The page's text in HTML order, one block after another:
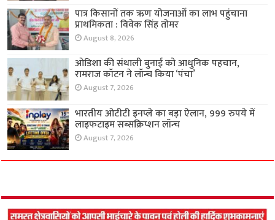
पात्र किसानों तक ऋण योजनाओं का लाभ पहुंचाना
प्राथमिकता : विवेक सिंह तोमर
August 8, 2026
ओडिशा की संथाली बुनाई को आधुनिक पहचान,
रामराज कॉटन ने लॉन्च किया ‘पंचा’
August 7, 2026
भारतीय ओटीटी इनप्ले का बड़ा ऐलान, 999 रुपये में
लाइफटाइम सब्सक्रिप्शन लॉन्च
August 7, 2026